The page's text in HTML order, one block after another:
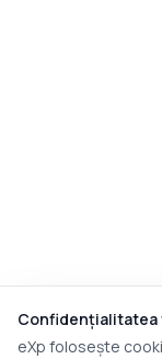
Confidențialitatea
eXp folosește